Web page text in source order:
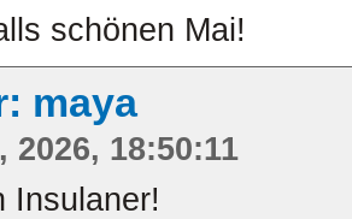
schönen Mai!
maya
2026, 18:50:11
Insulaner!